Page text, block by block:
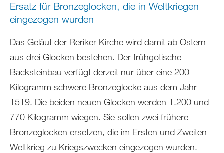
Ersatz für Bronzeglocken, die in Weltkriegen
eingezogen wurden
Das Geläut der Reriker Kirche wird damit ab Ostern
aus drei Glocken bestehen. Der frühgotische
Backsteinbau verfügt derzeit nur über eine 200
Kilogramm schwere Bronzeglocke aus dem Jahr
1519. Die beiden neuen Glocken werden 1.200 und
770 Kilogramm wiegen. Sie sollen zwei frühere
Bronzeglocken ersetzen, die im Ersten und Zweiten
Weltkrieg zu Kriegszwecken eingezogen wurden.